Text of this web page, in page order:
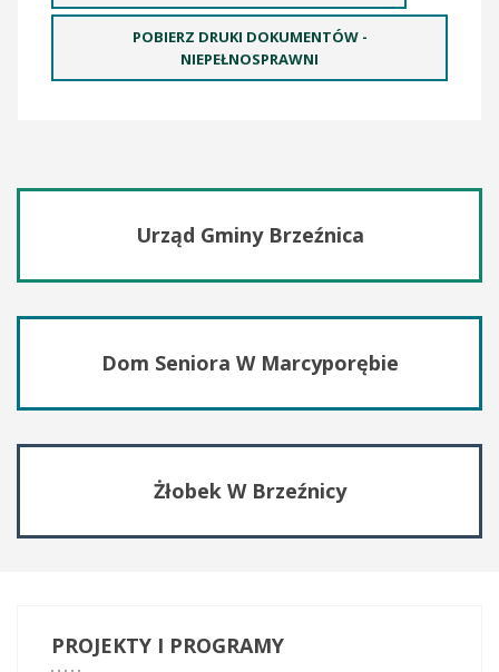
POBIERZ DRUKI DOKUMENTÓW -
NIEPEŁNOSPRAWNI
Urząd Gminy Brzeźnica
Dom Seniora W Marcyporębie
Żłobek W Brzeźnicy
PROJEKTY I PROGRAMY